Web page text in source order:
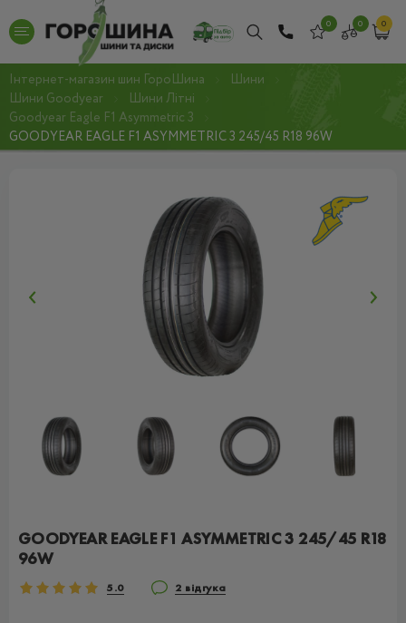
0 0 0
Інтернет-магазин шин ГороШина
Шини
Шини Goodyear
Шини Літні
Goodyear Eagle F1 Asymmetric 3
GOODYEAR EAGLE F1 ASYMMETRIC 3 245/45 R18 96W
GOODYEAR EAGLE F1 ASYMMETRIC 3 245/45 R18
96W
5.0 2 відгука